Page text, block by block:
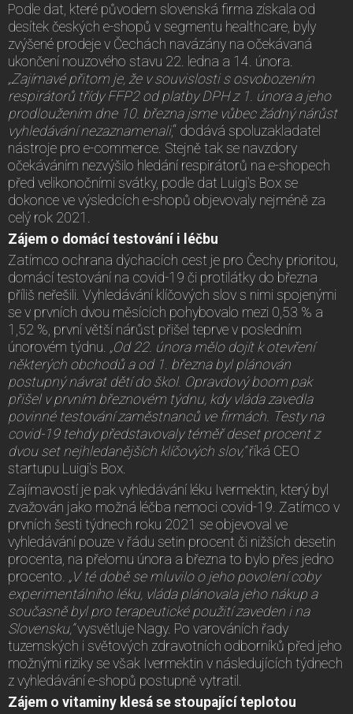
Podle dat, které původem slovenská firma získala od
desítek českých e-shopů v segmentu healthcare, byly
zvýšené prodeje v Čechách navázány na očekávaná
ukončení nouzového stavu 22. ledna a 14. února.
„Zajímavé přitom je, že v souvislosti s osvobozením
respirátorů třídy FFP2 od platby DPH z 1. února a jeho
prodloužením dne 10. března jsme vůbec žádný nárůst
vyhledávání nezaznamenali,“ dodává spoluzakladatel
nástroje pro e-commerce. Stejně tak se navzdory
očekáváním nezvýšilo hledání respirátorů na e-shopech
před velikonočními svátky, podle dat Luigi's Box se
dokonce ve výsledcích e-shopů objevovaly nejméně za
celý rok 2021.
Zájem o domácí testování i léčbu
Zatímco ochrana dýchacích cest je pro Čechy prioritou,
domácí testování na covid-19 či protilátky do března
příliš neřešili. Vyhledávání klíčových slov s nimi spojenými
se v prvních dvou měsících pohybovalo mezi 0,53 % a
1,52 %, první větší nárůst přišel teprve v posledním
únorovém týdnu. „Od 22. února mělo dojít k otevření
některých obchodů a od 1. března byl plánován
postupný návrat dětí do škol. Opravdový boom pak
přišel v prvním březnovém týdnu, kdy vláda zavedla
povinné testování zaměstnanců ve firmách. Testy na
covid-19 tehdy představovaly téměř deset procent z
dvou set nejhledanějších klíčových slov,“říká CEO
startupu Luigi's Box.
Zajímavostí je pak vyhledávání léku Ivermektin, který byl
zvažován jako možná léčba nemoci covid-19. Zatímco v
prvních šesti týdnech roku 2021 se objevoval ve
vyhledávání pouze v řádu setin procent či nižších desetin
procenta, na přelomu února a března to bylo přes jedno
procento. „V té době se mluvilo o jeho povolení coby
experimentálního léku, vláda plánovala jeho nákup a
současně byl pro terapeutické použití zaveden i na
Slovensku,“vysvětluje Nagy. Po varováních řady
tuzemských i světových zdravotních odborníků před jeho
možnými riziky se však Ivermektin v následujících týdnech
z vyhledávání e-shopů postupně vytratil.
Zájem o vitaminy klesá se stoupající teplotou